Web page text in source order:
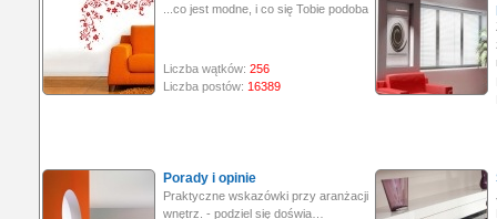
...co jest modne, i co się Tobie podoba
Liczba wątków: 256
Liczba postów: 16389
Porady i opinie
Praktyczne wskazówki przy aranżacji
wnętrz. - podziel się doświa…